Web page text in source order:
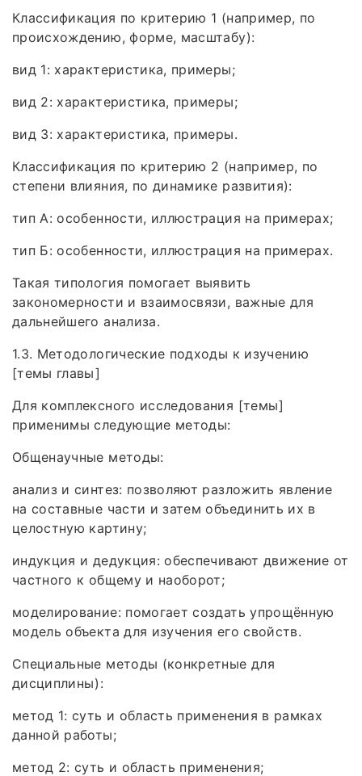
Классификация по критерию 1 (например, по
происхождению, форме, масштабу):
вид 1: характеристика, примеры;
вид 2: характеристика, примеры;
вид 3: характеристика, примеры.
Классификация по критерию 2 (например, по
степени влияния, по динамике развития):
тип А: особенности, иллюстрация на примерах;
тип Б: особенности, иллюстрация на примерах.
Такая типология помогает выявить
закономерности и взаимосвязи, важные для
дальнейшего анализа.
1.3. Методологические подходы к изучению
[темы главы]
Для комплексного исследования [темы]
применимы следующие методы:
Общенаучные методы:
анализ и синтез: позволяют разложить явление
на составные части и затем объединить их в
целостную картину;
индукция и дедукция: обеспечивают движение от
частного к общему и наоборот;
моделирование: помогает создать упрощённую
модель объекта для изучения его свойств.
Специальные методы (конкретные для
дисциплины):
метод 1: суть и область применения в рамках
данной работы;
метод 2: суть и область применения;